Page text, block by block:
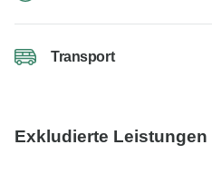
Transport
Exkludierte Leistungen